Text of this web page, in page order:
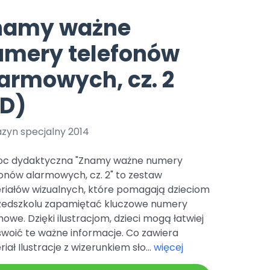
Pomoc
Nowości
Zapowiedzi
Polecamy
25 czerwca 2024 r. uzyskała
r. Nr decyzji:
Online.
Pomoc zwierzętom
Książka (dla) Przedszkolaka
Promowanie czytelnictwa
TikTok
Zobacz nas na TikToku
YouTube
Filmy edukacyjne
ważne
telefonów
cz. 2
specjalny 2014
dydaktyczna "Znamy ważne numery
alarmowych, cz. 2" to zestaw
wizualnych, które pomagają dzieciom
zapamiętać kluczowe numery
Dzięki ilustracjom, dzieci mogą łatwiej
te ważne informacje. Co zawiera
Ilustracje z wizerunkiem sło... więcej